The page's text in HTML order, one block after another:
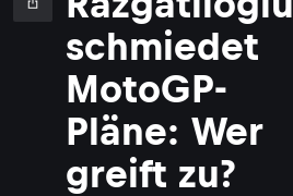
schmiedet
MotoGP-
Pläne: Wer
greift zu?